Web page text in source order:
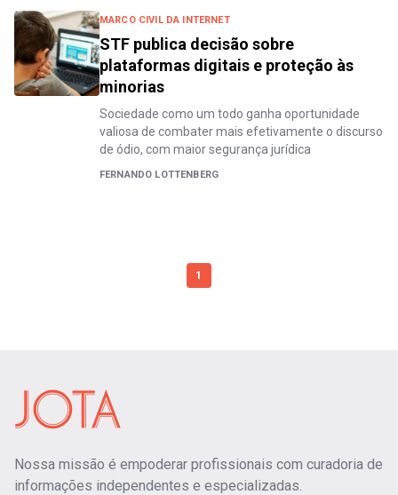
MARCO CIVIL DA INTERNET
STF publica decisão sobre
plataformas digitais e proteção às
minorias
Sociedade como um todo ganha oportunidade
valiosa de combater mais efetivamente o discurso
de ódio, com maior segurança jurídica
FERNANDO LOTTENBERG
1
Nossa missão é empoderar profissionais com curadoria de
informações independentes e especializadas.